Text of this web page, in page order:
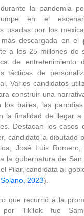
la pandemia
en el
usadas por los
más descargada en el
a los 25 millones de
de entretenimiento
tácticas de
Varios candidatos
construir una
los bailes, las
la finalidad de llegar a
Destacan los casos
candidato a diputado
José Luis Romero,
la gubernatura de San
Pilar, candidata al
Solano, 2023).
que recurrió a la
por TikTok fue